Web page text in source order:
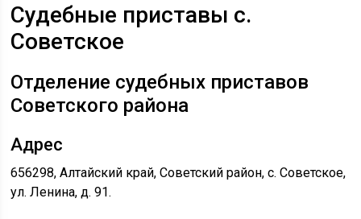
Судебные приставы c.
Советское
Отделение судебных приставов
Советского района
Адрес
656298, Алтайский край, Советский район, c. Советское,
ул. Ленина, д. 91.